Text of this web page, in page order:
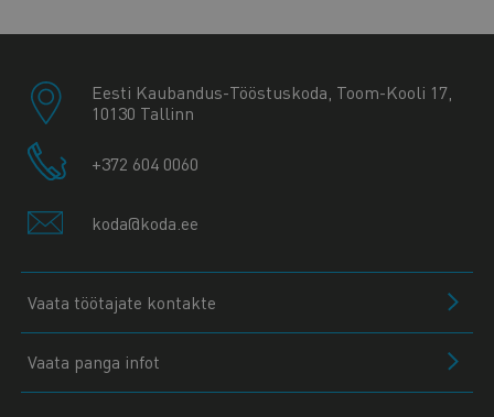
Eesti Kaubandus-Tööstuskoda, Toom-Kooli 17,
10130 Tallinn
+372 604 0060
koda@koda.ee
Vaata töötajate kontakte
Vaata panga infot